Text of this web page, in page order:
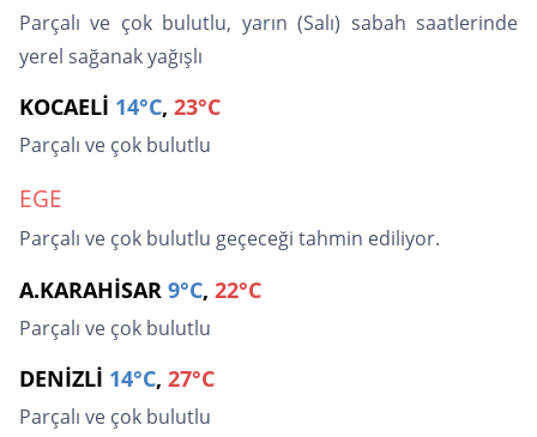
Parçalı ve çok bulutlu, yarın (Salı) sabah saatlerinde
yerel sağanak yağışlı
KOCAELİ 14°C, 23°C
Parçalı ve çok bulutlu
EGE
Parçalı ve çok bulutlu geçeceği tahmin ediliyor.
A.KARAHİSAR 9°C, 22°C
Parçalı ve çok bulutlu
DENİZLİ 14°C, 27°C
Parçalı ve çok bulutlu